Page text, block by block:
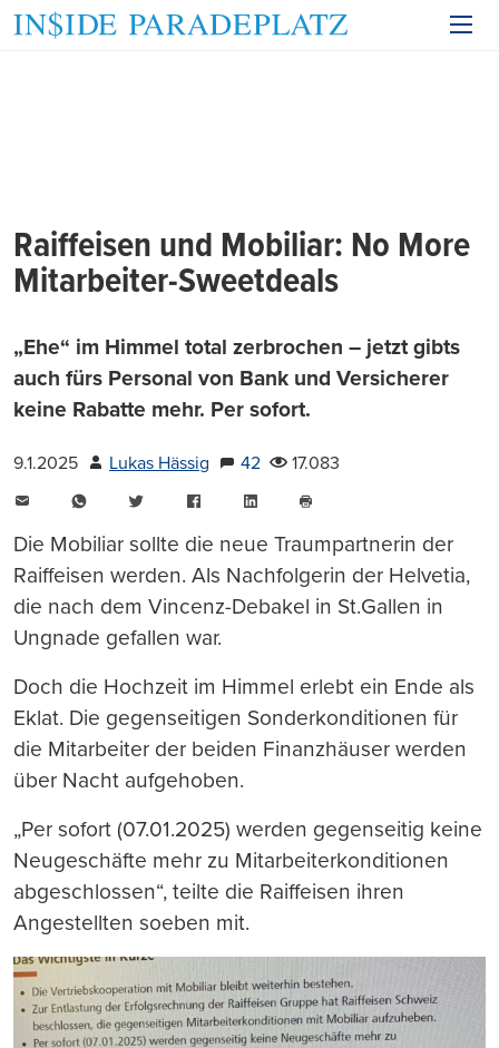
Raiffeisen und Mobiliar: No More
Mitarbeiter-Sweetdeals
„Ehe“ im Himmel total zerbrochen – jetzt gibts
auch fürs Personal von Bank und Versicherer
keine Rabatte mehr. Per sofort.
9.1.2025 Lukas Hässig 42
17.083
WhatsAppTwitter FacebookLinkedIn
Die Mobiliar sollte die neue Traumpartnerin der
Raiffeisen werden. Als Nachfolgerin der Helvetia,
die nach dem Vincenz-Debakel in St.Gallen in
Ungnade gefallen war.
Doch die Hochzeit im Himmel erlebt ein Ende als
Eklat. Die gegenseitigen Sonderkonditionen für
die Mitarbeiter der beiden Finanzhäuser werden
über Nacht aufgehoben.
„Per sofort (07.01.2025) werden gegenseitig keine
Neugeschäfte mehr zu Mitarbeiterkonditionen
abgeschlossen“, teilte die Raiffeisen ihren
Angestellten soeben mit.